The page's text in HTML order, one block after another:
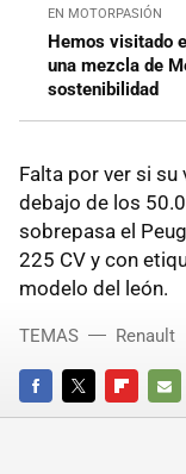
EN MOTORPASIÓN
Hemos visitado
una mezcla de
sostenibilidad
Falta por ver si
debajo de los
sobrepasa el
225 CV y con
modelo del león.
FACEBOOKTWITTERFLIPBOARD
E-
TEMAS Renault